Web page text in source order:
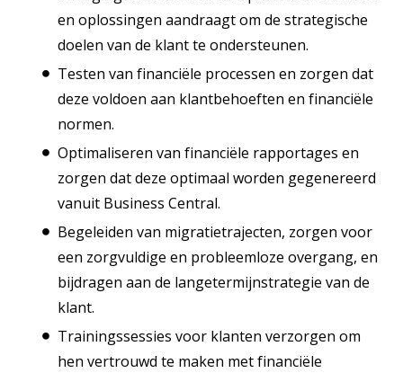
en oplossingen aandraagt om de strategische
doelen van de klant te ondersteunen.
Testen van financiële processen en zorgen dat
deze voldoen aan klantbehoeften en financiële
normen.
Optimaliseren van financiële rapportages en
zorgen dat deze optimaal worden gegenereerd
vanuit Business Central.
Begeleiden van migratietrajecten, zorgen voor
een zorgvuldige en probleemloze overgang, en
bijdragen aan de langetermijnstrategie van de
klant.
Trainingssessies voor klanten verzorgen om
hen vertrouwd te maken met financiële